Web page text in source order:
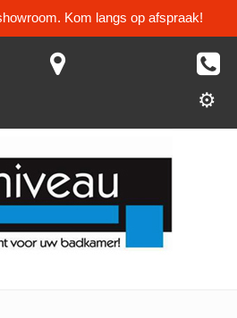
Kom langs op afspraak!